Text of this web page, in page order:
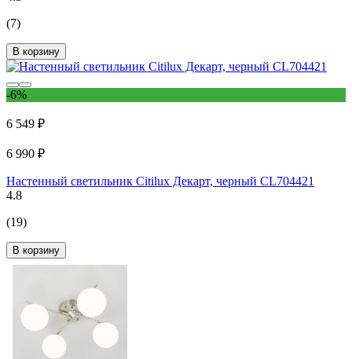
(7)
В корзину
-6%
6 549 ₽
6 990 ₽
Настенный светильник Citilux Декарт, черный CL704421
4.8
(19)
В корзину